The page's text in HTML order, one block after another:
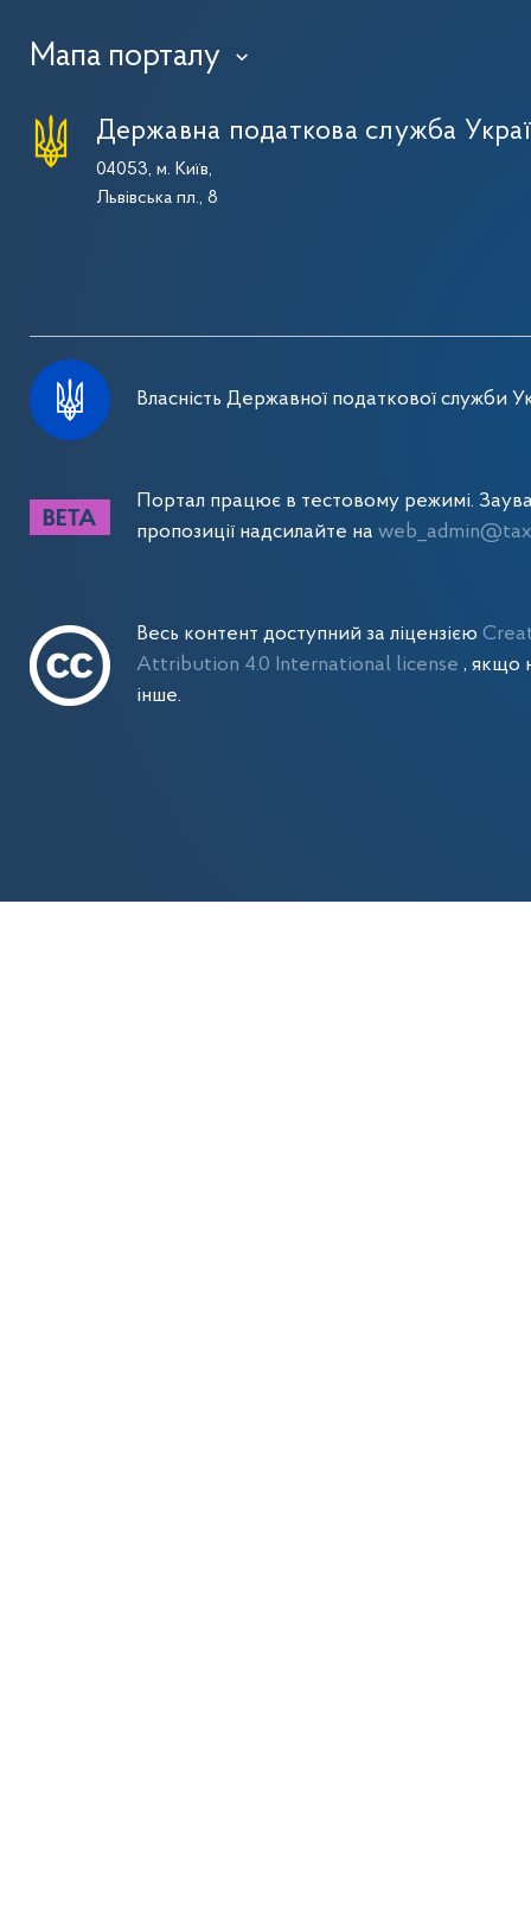
Мапа порталу ›
Державна податкова служба
04053, м. Київ,
Львівська пл., 8
Власність Державної податкової служби
Портал працює в тестовому режимі.
пропозиції надсилайте на
Весь контент доступний за ліцензією
Attribution 4.0 International license , якщо
інше.